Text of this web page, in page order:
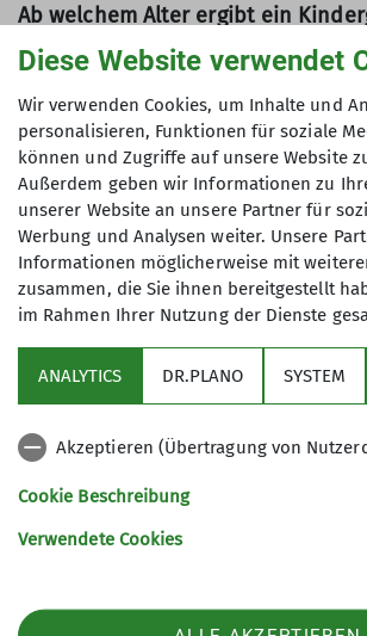
Ab welchem Alter ergibt ein
der Kletterhalle für mein Kind Sinn?
Hierbei kommt es vor allem auch
an, da die Kinder nicht an die
kommen, wenn sie jünger/kleiner
Wie siehts aus mit Material?Alle
brauchen bequeme, sporttaugliche
saubere Hallensportschuhe.
Kletterschuhe ab Größe 28
Infos
Sektion Karlsruhe des Deutschen Alpenvereins (DAV)
Telefon +49 721 96879510
Diese Website verwendet
Wir verwenden Cookies, um Inhalte und
personalisieren, Funktionen für soziale
können und Zugriffe auf unsere Website
Außerdem geben wir Informationen zu
unserer Website an unsere Partner für
Werbung und Analysen weiter. Unsere
Informationen möglicherweise mit
zusammen, die Sie ihnen bereitgestellt
im Rahmen Ihrer Nutzung der Dienste
ANALYTICS DR.PLANO SYSTEM
Akzeptieren (Übertragung von
Cookie Beschreibung
Verwendete Cookies